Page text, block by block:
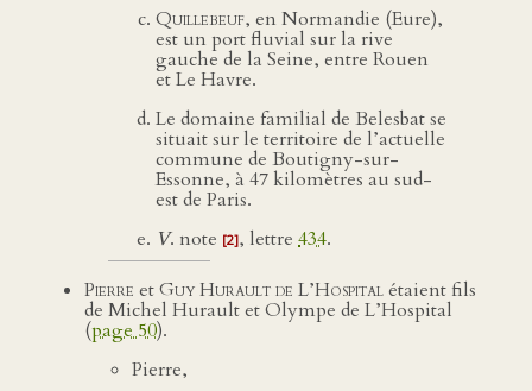
Quillebeuf, en Normandie (Eure),
est un port fluvial sur la rive
gauche de la Seine, entre Rouen
et Le Havre.
Le domaine familial de Belesbat se
situait sur le territoire de l’actuelle
commune de Boutigny-sur-
Essonne, à 47 kilomètres au sud-
est de Paris.
V. note [2], lettre 434.
Pierre etGuy Hurault de L’Hospitalétaient fils
de Michel Hurault et Olympe de L’Hospital
(page 50).
Pierre,